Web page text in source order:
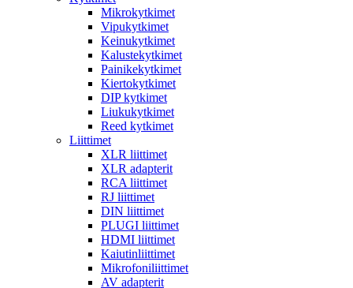
Mikrokytkimet
Vipukytkimet
Keinukytkimet
Kalustekytkimet
Painikekytkimet
Kiertokytkimet
DIP kytkimet
Liukukytkimet
Reed kytkimet
Liittimet
XLR liittimet
XLR adapterit
RCA liittimet
RJ liittimet
DIN liittimet
PLUGI liittimet
HDMI liittimet
Kaiutinliittimet
Mikrofoniliittimet
AV adapterit